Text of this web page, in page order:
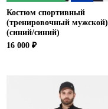
Костюм спортивный
(тренировочный мужской)
(синий/синий)
16 000 ₽